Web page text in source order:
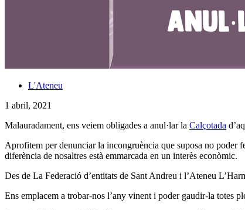
L'Ateneu
1 abril, 2021
Malauradament, ens veiem obligades a anul·lar la Calçotada
Aprofitem per denunciar la incongruència que suposa no poder
diferència de nosaltres està emmarcada en un interès econòmic.
Des de La Federació d’entitats de Sant Andreu i l’Ateneu
Ens emplacem a trobar-nos l’any vinent i poder gaudir-la totes